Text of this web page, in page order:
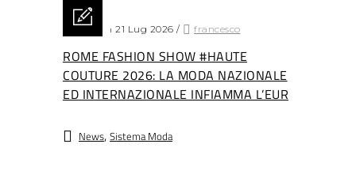
Posted on 21 Lug 2026 / francesco
ROME FASHION SHOW #HAUTE
COUTURE 2026: LA MODA NAZIONALE
ED INTERNAZIONALE INFIAMMA L’EUR
News, Sistema Moda